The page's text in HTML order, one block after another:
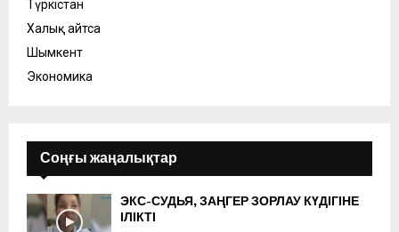
Түркістан
Халық айтса
Шымкент
Экономика
Соңғы жаңалықтар
ЭКС-СУДЬЯ, ЗАҢГЕР ЗОРЛАУ КҮДІГІНЕ
ІЛІКТІ